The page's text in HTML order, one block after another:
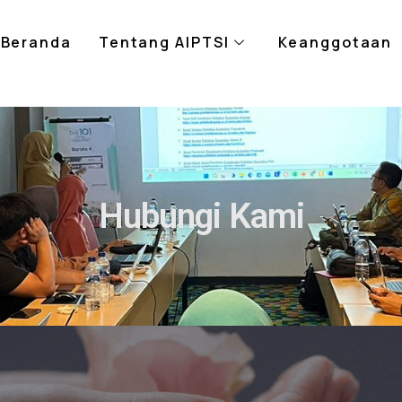
Beranda Tentang AIPTSI Keanggotaan
Hubungi Kami